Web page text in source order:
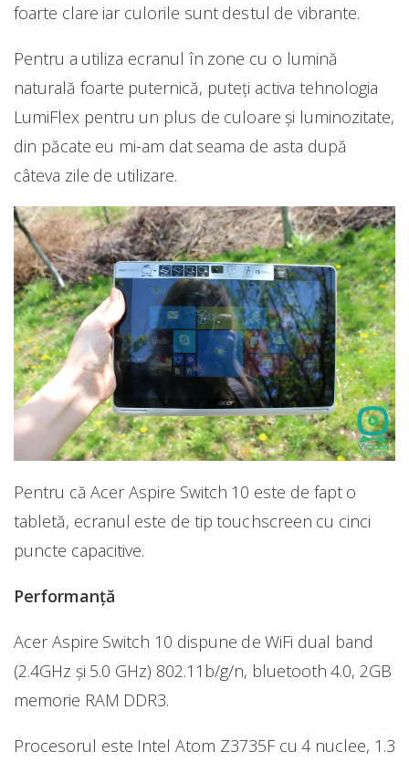
foarte clare iar culorile sunt destul de vibrante.
Pentru a utiliza ecranul în zone cu o lumină
naturală foarte puternică, puteți activa tehnologia
LumiFlex pentru un plus de culoare și luminozitate,
din păcate eu mi-am dat seama de asta după
câteva zile de utilizare.
Pentru că Acer Aspire Switch 10 este de fapt o
tabletă, ecranul este de tip touchscreen cu cinci
puncte capacitive.
Performanță
Acer Aspire Switch 10 dispune de WiFi dual band
(2.4GHz și 5.0 GHz) 802.11b/g/n, bluetooth 4.0, 2GB
memorie RAM DDR3.
Procesorul este Intel Atom Z3735F cu 4 nuclee, 1.3